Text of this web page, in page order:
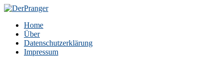
Zum
springen
DerPranger
Finanzen, Freiheit, Prangerei
Home
Über
Datenschutzerklärung
Impressum